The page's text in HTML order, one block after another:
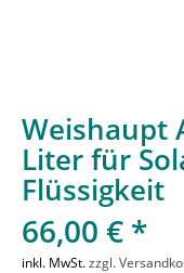
Weishaupt
Liter für
Flüssigkeit
66,00 € *
inkl. MwSt.zzgl.